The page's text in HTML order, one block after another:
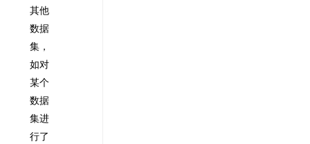
其他
数据
集，
如对
某个
数据
集进
行了